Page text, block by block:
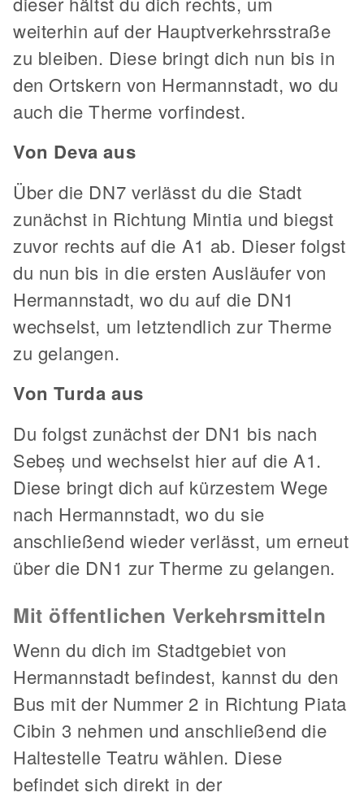
weiterhin auf der Hauptverkehrsstraße
zu bleiben. Diese bringt dich nun bis in
den Ortskern von Hermannstadt, wo du
auch die Therme vorfindest.
Von Deva aus
Über die DN7 verlässt du die Stadt
zunächst in Richtung Mintia und biegst
zuvor rechts auf die A1 ab. Dieser folgst
du nun bis in die ersten Ausläufer von
Hermannstadt, wo du auf die DN1
wechselst, um letztendlich zur Therme
zu gelangen.
Von Turda aus
Du folgst zunächst der DN1 bis nach
Sebeș und wechselst hier auf die A1.
Diese bringt dich auf kürzestem Wege
nach Hermannstadt, wo du sie
anschließend wieder verlässt, um erneut
über die DN1 zur Therme zu gelangen.
Mit öffentlichen Verkehrsmitteln
Wenn du dich im Stadtgebiet von
Hermannstadt befindest, kannst du den
Bus mit der Nummer 2 in Richtung Piata
Cibin 3 nehmen und anschließend die
Haltestelle Teatru wählen. Diese
befindet sich direkt in der